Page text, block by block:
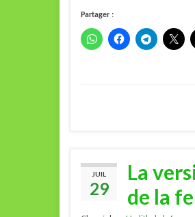
Partager :
JUIL
29
La
de la